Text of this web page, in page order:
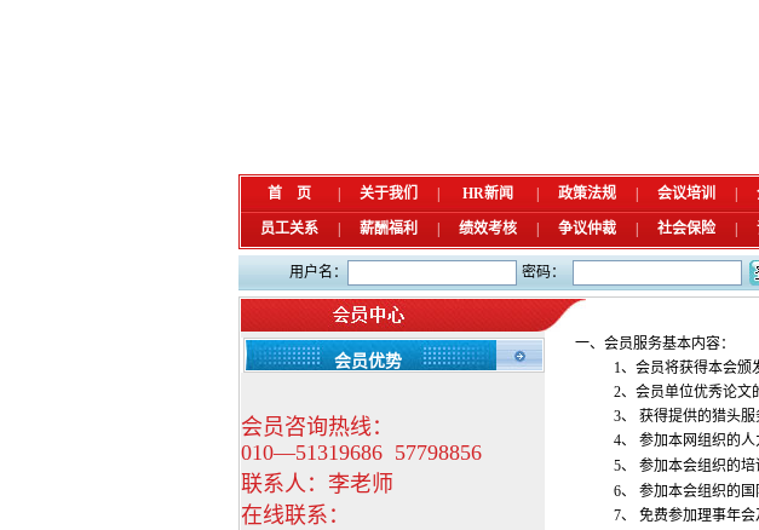
首 页 关于我们 HR新闻 政策法规 会议培训
员工关系 薪酬福利 绩效考核 争议仲裁 社会保险
用户名： 密码：
会员优势
会员咨询热线：
010—51319686 57798856
联系人：李老师
在线联系：
一、会员服务基本内容：
1、会员将获得本会颁
2、会员单位优秀论文
3、
获得提供的猎头服
4、
参加本网组织的人
5、
参加本会组织的
6、
参加本会组织的国
7、
免费参加理事年会